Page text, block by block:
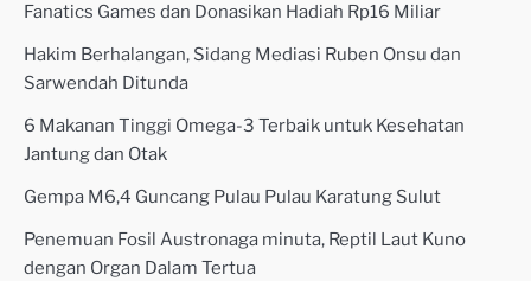
Fanatics Games dan Donasikan Hadiah Rp16 Miliar
Hakim Berhalangan, Sidang Mediasi Ruben Onsu dan
Sarwendah Ditunda
6 Makanan Tinggi Omega-3 Terbaik untuk Kesehatan
Jantung dan Otak
Gempa M6,4 Guncang Pulau Pulau Karatung Sulut
Penemuan Fosil Austronaga minuta, Reptil Laut Kuno
dengan Organ Dalam Tertua